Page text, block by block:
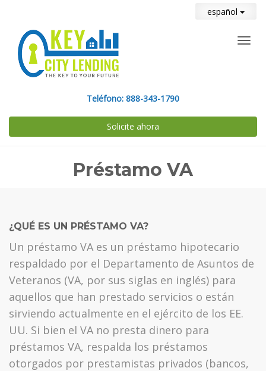
español
Teléfono: 888-343-1790
Solicite ahora
Préstamo VA
¿QUÉ ES UN PRÉSTAMO VA?
Un préstamo VA es un préstamo hipotecario
respaldado por el Departamento de Asuntos de
Veteranos (VA, por sus siglas en inglés) para
aquellos que han prestado servicios o están
sirviendo actualmente en el ejército de los EE.
UU. Si bien el VA no presta dinero para
préstamos VA, respalda los préstamos
otorgados por prestamistas privados (bancos,